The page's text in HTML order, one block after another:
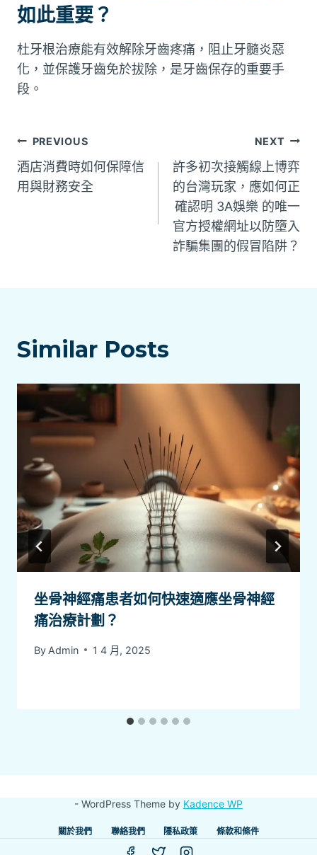
如此重要？
杜牙根治療能有效解除牙齒疼痛，阻止牙髓炎惡
化，並保護牙齒免於拔除，是牙齒保存的重要手
段。
文
章
PREVIOUS
酒店消費時如何保障信
用與財務安全
NEXT
許多初次接觸線上博弈
的台灣玩家，應如何正
確認明 3A娛樂 的唯一
官方授權網址以防墮入
詐騙集團的假冒陷阱？
Similar Posts
坐骨神經痛患者如何快速適應坐骨神經
痛治療計劃？
By Admin 1 4 月, 2025
- WordPress Theme by Kadence WP
關於我們 聯絡我們 隱私政策 條款和條件